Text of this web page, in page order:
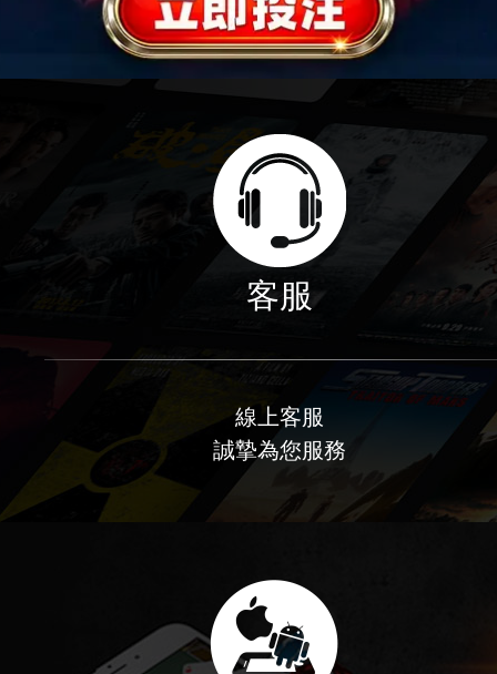
客服
線上客服
誠摯為您服務